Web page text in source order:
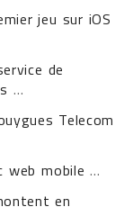
jeu sur iOS
de
...
Telecom
web mobile...
en